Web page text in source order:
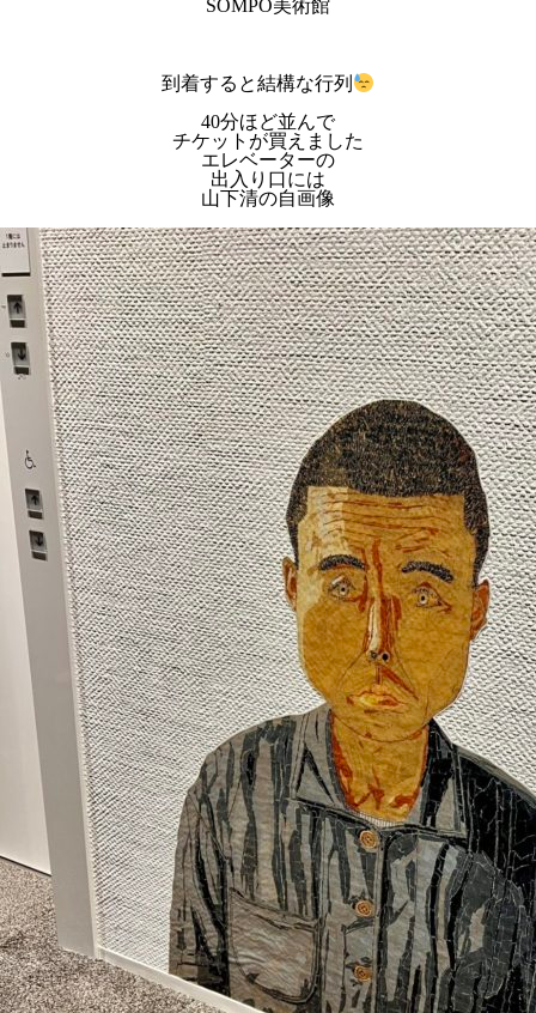
SOMPO美術館
到着すると結構な行列
40分ほど並んで
チケットが買えました
エレベーターの
出入り口には
山下清の自画像